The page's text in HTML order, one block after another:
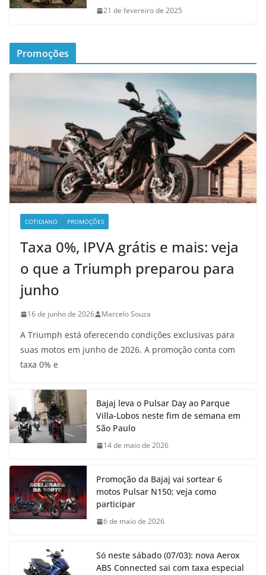
21 de fevereiro de 2025
Promoções
COTIDIANO PROMOÇÕES
Taxa 0%, IPVA grátis e mais: veja
o que a Triumph preparou para
junho
16 de junho de 2026 Marcelo Souza
A Triumph está oferecendo condições exclusivas para
suas motos em junho de 2026. A promoção conta com
taxa 0% e
Bajaj leva o Pulsar Day ao Parque
Villa-Lobos neste fim de semana em
São Paulo
14 de maio de 2026
Promoção da Bajaj vai sortear 6
motos Pulsar N150; veja como
participar
6 de maio de 2026
Só neste sábado (07/03): nova Aerox
ABS Connected sai com taxa especial